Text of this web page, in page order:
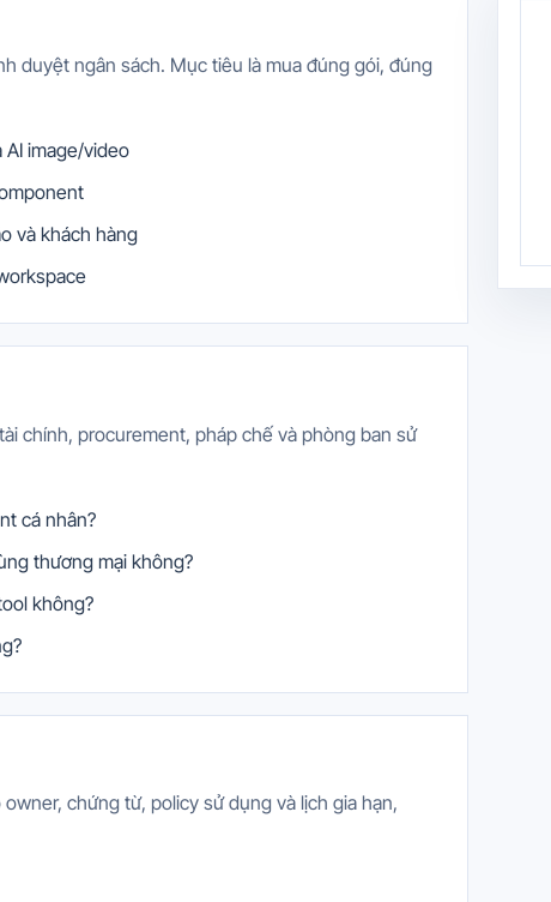
duyệt ngân sách. Mục tiêu là mua đúng gói, đúng
AI image/video
và khách hàng
chính, procurement, pháp chế và phòng ban sử
cá nhân?
thương mại không?
không?
chứng từ, policy sử dụng và lịch gia hạn,